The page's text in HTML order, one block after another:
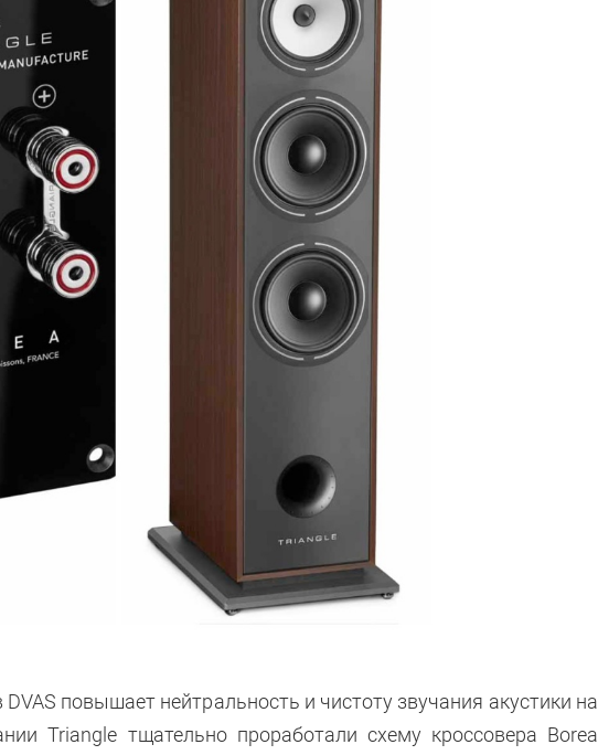
повышает нейтральность и чистоту звучания акустики на
Triangle тщательно проработали схему кроссовера Borea